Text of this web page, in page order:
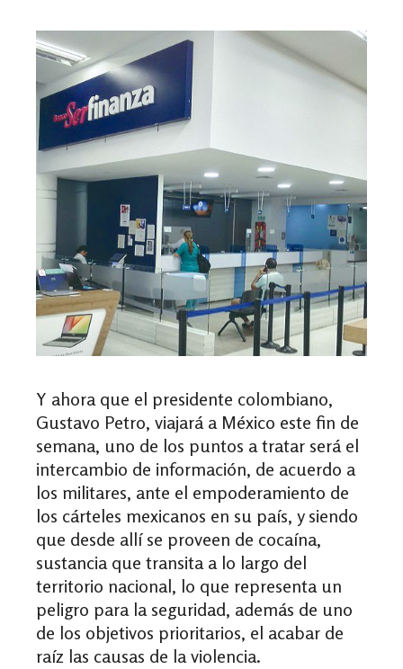
Y ahora que el presidente colombiano,
Gustavo Petro, viajará a México este fin de
semana, uno de los puntos a tratar será el
intercambio de información, de acuerdo a
los militares, ante el empoderamiento de
los cárteles mexicanos en su país, y siendo
que desde allí se proveen de cocaína,
sustancia que transita a lo largo del
territorio nacional, lo que representa un
peligro para la seguridad, además de uno
de los objetivos prioritarios, el acabar de
raíz las causas de la violencia.